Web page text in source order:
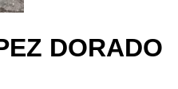
DORADO